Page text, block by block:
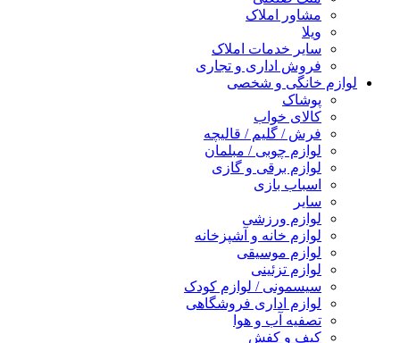
مشاور املاک
ویلا
سایر خدمات املاک
فروش اداری و تجاری
لوازم خانگی و شخصی
پوشاک
کالای خواب
فرش / گلیم / قالیچه
لوازم چوبی / مبلمان
لوازم برقی و گازی
اسباب بازی
سایر
لوازم ورزشی
لوازم خانه و آشپزخانه
لوازم موسیقی
لوازم تزئینی
سیسمونی / لوازم کودک
لوازم اداری فروشگاهی
تصفیه آب و هوا
کیف و کفش